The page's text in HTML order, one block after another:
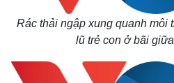
Khởi nghiệp
Rác thải ngập xung quanh môi
lũ trẻ con ở bãi